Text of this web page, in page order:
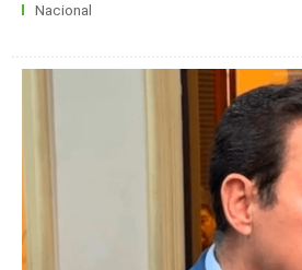
Nacional